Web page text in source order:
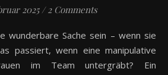
2025 / 2 Comments
passiert, wenn eine manipulative
im Team untergräbt? Ein